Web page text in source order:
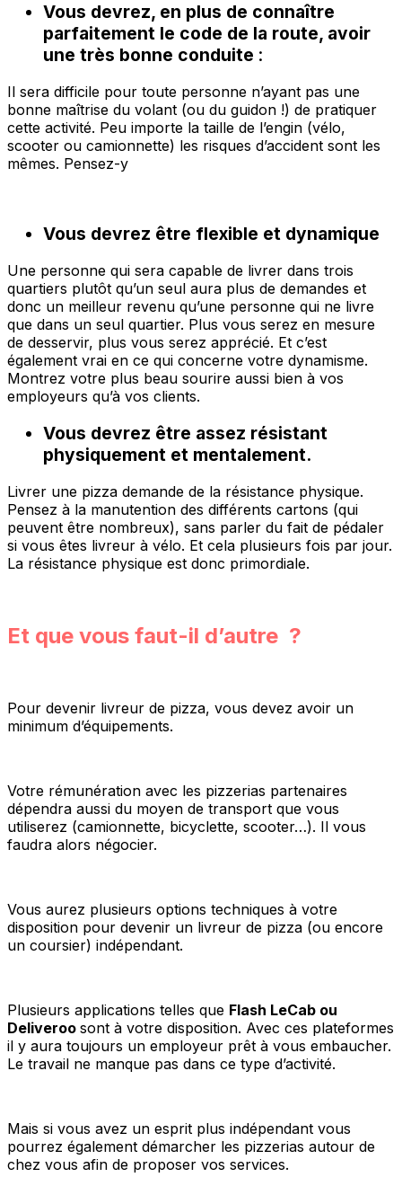
Vous devrez, en plus de connaître
parfaitement le code de la route, avoir
une très bonne conduite :
Il sera difficile pour toute personne n’ayant pas une
bonne maîtrise du volant (ou du guidon !) de pratiquer
cette activité. Peu importe la taille de l’engin (vélo,
scooter ou camionnette) les risques d’accident sont les
mêmes. Pensez-y
Vous devrez être flexible et dynamique
Une personne qui sera capable de livrer dans trois
quartiers plutôt qu’un seul aura plus de demandes et
donc un meilleur revenu qu’une personne qui ne livre
que dans un seul quartier. Plus vous serez en mesure
de desservir, plus vous serez apprécié. Et c’est
également vrai en ce qui concerne votre dynamisme.
Montrez votre plus beau sourire aussi bien à vos
employeurs qu’à vos clients.
Vous devrez être assez résistant
physiquement et mentalement.
Livrer une pizza demande de la résistance physique.
Pensez à la manutention des différents cartons (qui
peuvent être nombreux), sans parler du fait de pédaler
si vous êtes livreur à vélo. Et cela plusieurs fois par jour.
La résistance physique est donc primordiale.
Et que vous faut-il d’autre ?
Pour devenir livreur de pizza, vous devez avoir un
minimum d’équipements.
Votre rémunération avec les pizzerias partenaires
dépendra aussi du moyen de transport que vous
utiliserez (camionnette, bicyclette, scooter…). Il vous
faudra alors négocier.
Vous aurez plusieurs options techniques à votre
disposition pour devenir un livreur de pizza (ou encore
un coursier) indépendant.
Plusieurs applications telles que Flash LeCab ou
Deliveroo sont à votre disposition. Avec ces plateformes
il y aura toujours un employeur prêt à vous embaucher.
Le travail ne manque pas dans ce type d’activité.
Mais si vous avez un esprit plus indépendant vous
pourrez également démarcher les pizzerias autour de
chez vous afin de proposer vos services.